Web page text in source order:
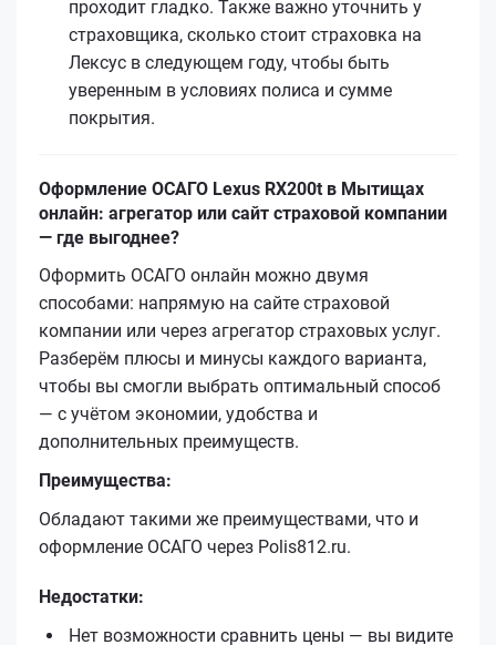
проходит гладко. Также важно уточнить у
страховщика, сколько стоит страховка на
Лексус в следующем году, чтобы быть
уверенным в условиях полиса и сумме
покрытия.
Оформление ОСАГО Lexus RX200t в Мытищах
онлайн: агрегатор или сайт страховой компании
— где выгоднее?
Оформить ОСАГО онлайн можно двумя
способами: напрямую на сайте страховой
компании или через агрегатор страховых услуг.
Разберём плюсы и минусы каждого варианта,
чтобы вы смогли выбрать оптимальный способ
— с учётом экономии, удобства и
дополнительных преимуществ.
Преимущества:
Обладают такими же преимуществами, что и
оформление ОСАГО через Polis812.ru.
Недостатки:
Нет возможности сравнить цены — вы видите